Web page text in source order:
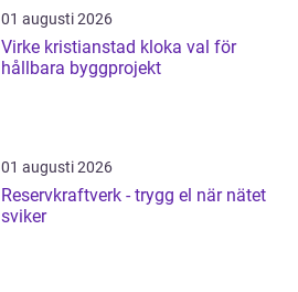
01 augusti 2026
Virke kristianstad kloka val för
hållbara byggprojekt
01 augusti 2026
Reservkraftverk - trygg el när nätet
sviker